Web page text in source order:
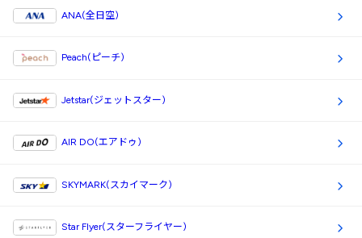
ANA(全日空)
Peach(ピーチ)
Jetstar(ジェットスター)
AIR DO(エアドゥ)
SKYMARK(スカイマーク)
Star Flyer(スターフライヤー)